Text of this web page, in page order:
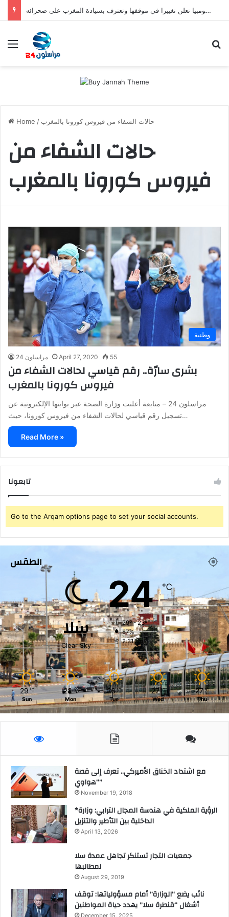
صفعة للبوليساريو.. كولومبيا تعلن تغييرا في موقفها وتعترف بسيادة المغرب على صحرائه
Menu
Home / حالات الشفاء من فيروس كورونا بالمغرب
حالات الشفاء من
فيروس كورونا بالمغرب
وطنية
مراسلون 24 April 27, 2020 55
بشرى سارّة.. رقم قياسي لحالات الشفاء من
فيروس كورونا بالمغرب
مراسلون 24 – متابعة أعلنت وزارة الصحة عبر بوابتها الإلكترونية عن
تسجيل رقم قياسي لحالات الشفاء من فيروس كورونا، حيث…
Read More »
تابعونا
Go to the Arqam options page to set your social accounts.
الطقس
سلا
Clear Sky
24℃
29º - 23º
87%
2.31 km/h
29 ℃
Sun
28 ℃
Mon
26 ℃
Tue
27 ℃
Wed
27 ℃
Thu
مع اشتداد الخناق الأميركي.. تعرف إلى قصة
“هواوي”
November 19, 2018
*الرؤية الملكية في هندسة المجال الترابي: وزارة
الداخلية بين التأطير والتنزيل
April 13, 2026
جمعيات التجار تستنكر تجاهل عمدة سلا
لمطالبها
August 29, 2019
نائب يضع “الوزارة” أمام مسؤولياتها: توقف
أشغال “قنطرة سلا” يهدد حياة المواطنين
December 15, 2025